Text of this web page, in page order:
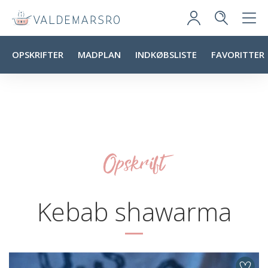
OPSKRIFTER MADPLAN INDKØBSLISTE FAVORITTER
Opskrift
Kebab shawarma